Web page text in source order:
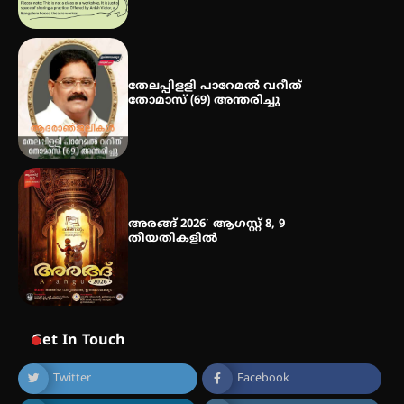
തേലപ്പിളളി പാറേമൽ വറീത്
തോമാസ് (69) അന്തരിച്ചു
അരങ്ങ് 2026′ ആഗസ്റ്റ് 8, 9
തീയതികളിൽ
Get In Touch
Twitter Facebook